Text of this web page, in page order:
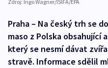
Zdroj: Ingo Wagner/ISIFA/EPA
Praha – Na český trh se
maso z Polska
který se nesmí dávat
stravě. Informace sdělil